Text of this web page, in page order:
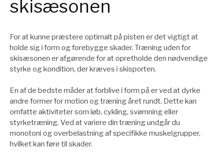
skisæsonen
For at kunne præstere optimalt på pisten er det vigtigt at
holde sig i form og forebygge skader. Træning uden for
skisæsonen er afgørende for at opretholde den nødvendige
styrke og kondition, der kræves i skisporten.
En af de bedste måder at forblive i form på er ved at dyrke
andre former for motion og træning året rundt. Dette kan
omfatte aktiviteter som løb, cykling, svømning eller
styrketræning. Ved at variere din træning undgår du
monotoni og overbelastning af specifikke muskelgrupper,
hvilket kan føre til skader.